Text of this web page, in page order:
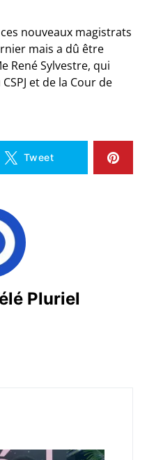
nouveaux magistrats
mais a dû être
René Sylvestre, qui
et de la Cour de
Tweet
Pluriel